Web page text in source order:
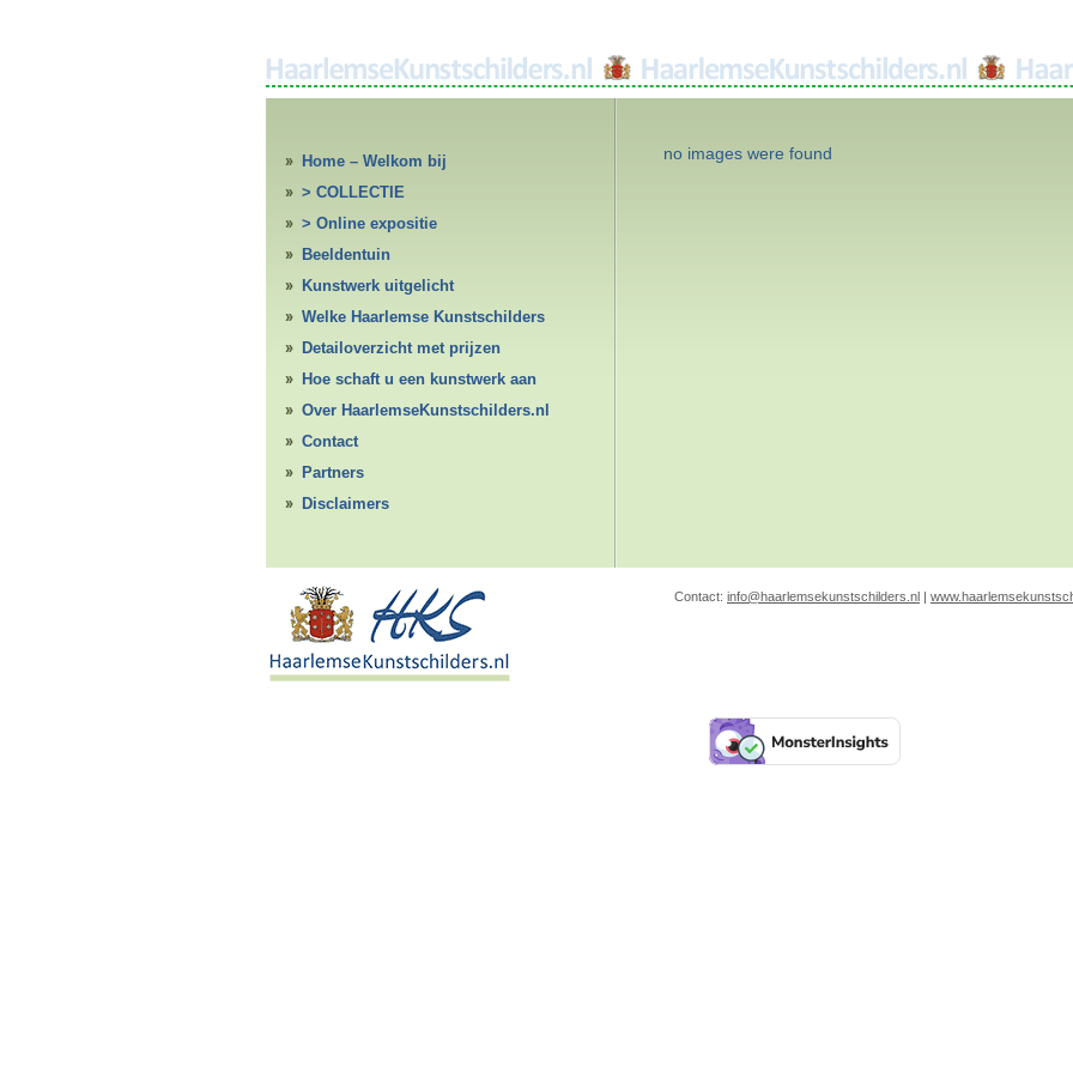
Home – Welkom bij
HaarlemseKunstschilders.nl
> COLLECTIE
> Online expositie
Beeldentuin
Kunstwerk uitgelicht
Welke Haarlemse Kunstschilders
Detailoverzicht met prijzen
Hoe schaft u een kunstwerk aan
Over HaarlemseKunstschilders.nl
Contact
Partners
Disclaimers
no images were found
Contact: info@haarlemsekunstschilders.nl |